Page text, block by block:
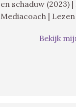
en schaduw (2023)
Mediacoach |
Bekijk